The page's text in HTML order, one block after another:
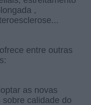
,
entre outras
as novas
calidade do